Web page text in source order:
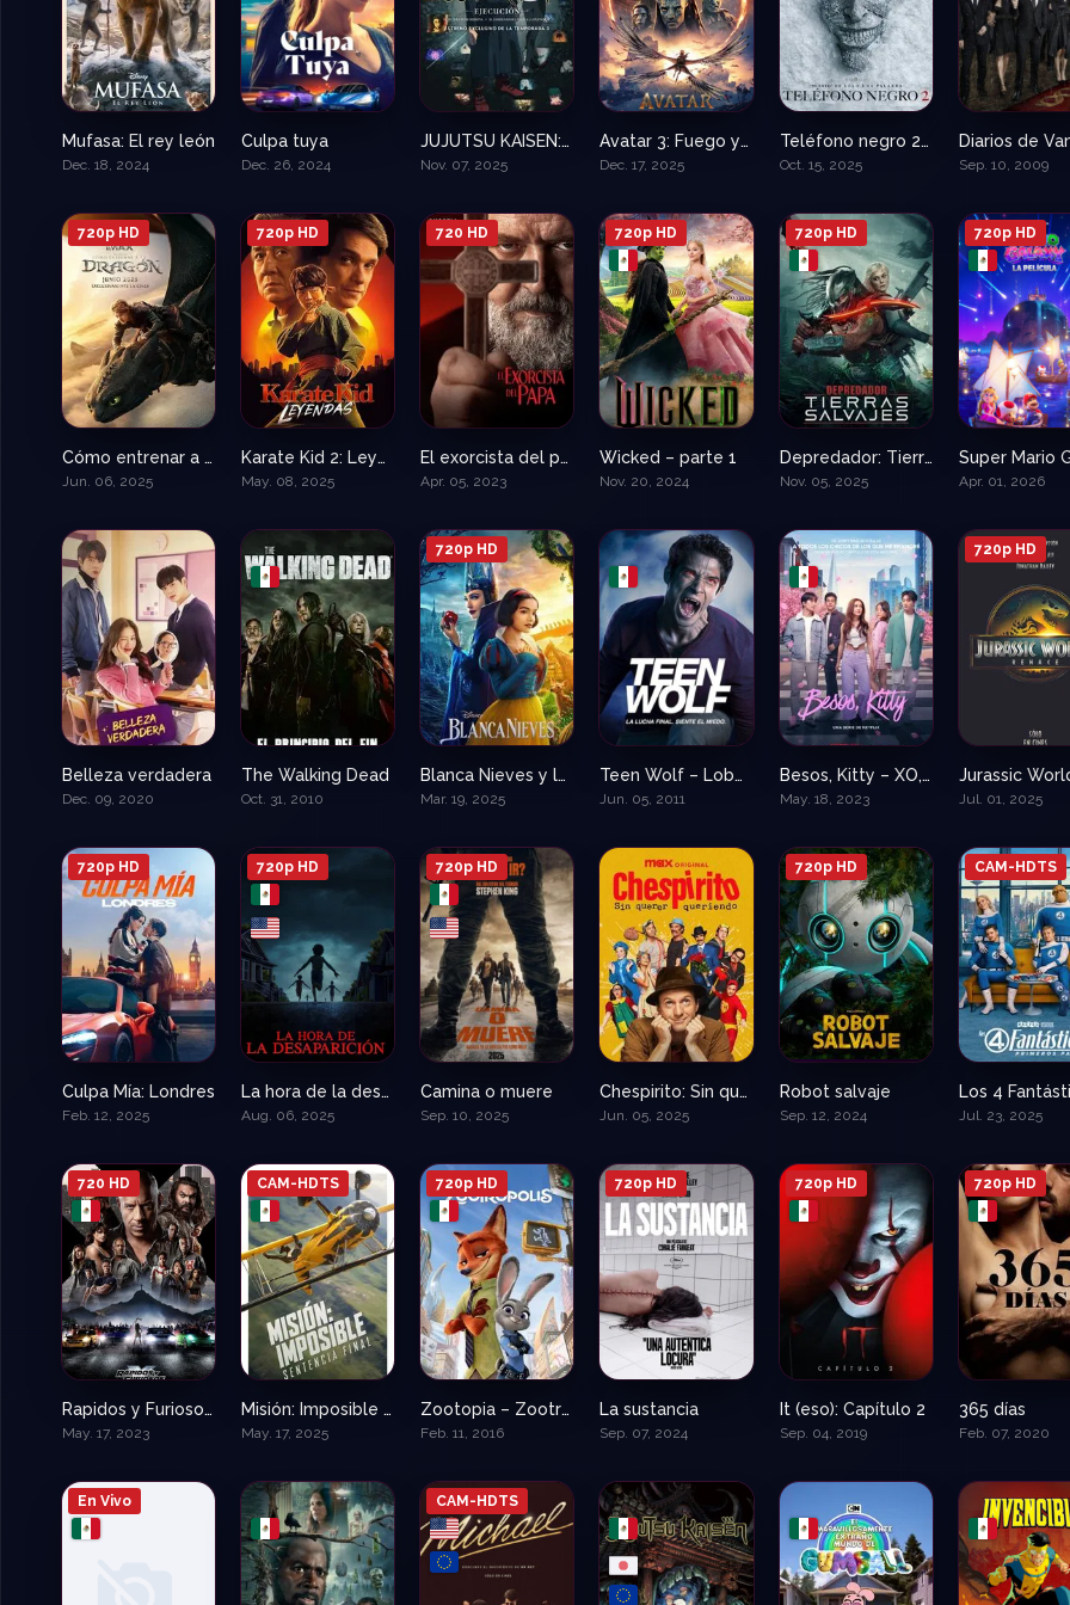
6.8
Mufasa: El rey león
Dec. 18, 2024
Culpa tuya
Dec. 26, 2024
6.8JUJUTSU KAISEN: Ejecución
Nov. 07, 2025
7.6Avatar 3: Fuego y ceniza
Dec. 17, 2025
6.7Teléfono negro 2 Pelicula
Oct. 15, 2025 Sep. 10, 2009
0
720p HD
Cómo entrenar a tu dragón 4
Jun. 06, 2025
N/A
720p HD
Karate Kid 2: Leyendas
May. 08, 2025
6.2
720 HD
El exorcista del papa
Apr. 05, 2023
8.2
720p HD
Wicked – parte 1
Nov. 20, 2024
7.6
720p HD
Depredador: Tierras salvajes Pelicula
Nov. 05, 2025
720p HD
Apr. 01, 2026
8.325
Belleza verdadera
Dec. 09, 2020
8.1
The Walking Dead
Oct. 31, 2010
0
720p HD
Blanca Nieves y los siete enanitos (Latino-Inglés)
Mar. 19, 2025
8.51
Teen Wolf – Lobo Adolescente
Jun. 05, 2011
8Besos, Kitty – XO, Kitty
May. 18, 2023
720p HD
Jul. 01, 2025
0
720p HD
Culpa Mía: Londres
Feb. 12, 2025
7.9
720p HD
La hora de la desaparición – Weapons
Aug. 06, 2025
7.3
720p HD
Camina o muere
Sep. 10, 2025
0Chespirito: Sin querer queriendo
Jun. 05, 2025
720p HD
Robot salvaje
Sep. 12, 2024
CAM-HDTS
Jul. 23, 2025
6.2
720 HD
Rapidos y Furiosos X – 10 (10)
May. 17, 2023
7.6
CAM-HDTS
Misión: Imposible – La sentencia final
May. 17, 2025
8
720p HD
Zootopia – Zootrópolis
Feb. 11, 2016
720p HD
La sustancia
Sep. 07, 2024
6.5
720p HD
It (eso): Capítulo 2
Sep. 04, 2019
720p HD
365 días
Feb. 07, 2020
En Vivo CAM-HDTS